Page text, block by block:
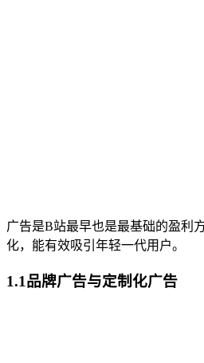
广告是B站最早也是最基础的盈利
化，能有效吸引年轻一代用户。
1.1品牌广告与定制化广告